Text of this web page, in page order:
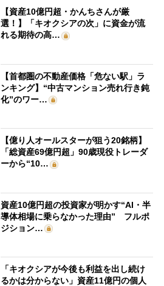
【資産10億円超・かんちさんが厳
選！】「キオクシアの次」に資金が流
れる期待の高…
【首都圏の不動産価格「危ない駅」ラ
ンキング】“中古マンション売れ行き鈍
化”のワー…
【億り人オールスターが狙う20銘柄】
「総資産69億円超」90歳現役トレーダ
ーから“10…
資産10億円超の投資家が明かす“AI・半
導体相場に乗らなかった理由” フルポ
ジション…
「キオクシアが今後も利益を出し続け
るかは分からない」資産11億円の個人